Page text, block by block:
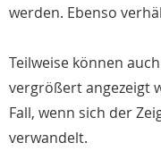
werden. Ebenso
Teilweise können
vergrößert angezeigt
Fall, wenn sich der
verwandelt.